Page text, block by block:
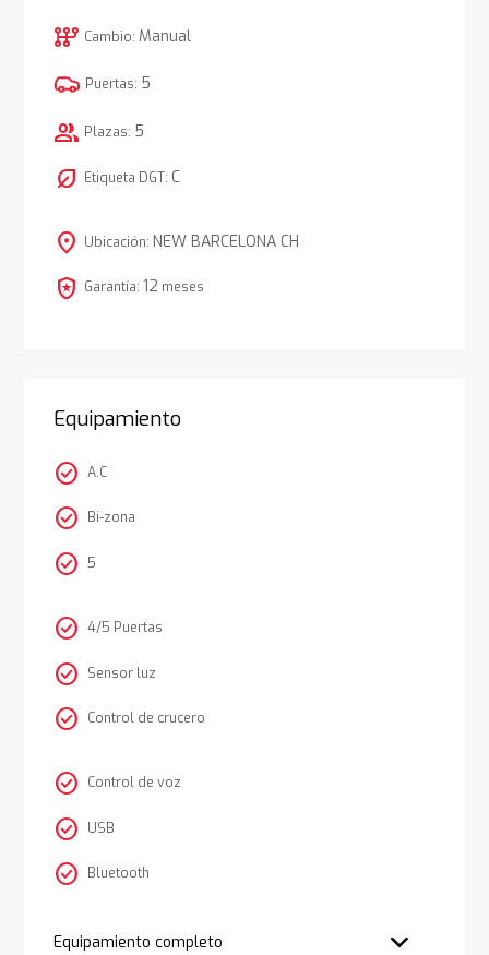
auto_transmission Cambio: Manual
Puertas: 5
group Plazas: 5
nest_eco_leaf Etiqueta DGT: C
location_on Ubicación: NEW BARCELONA CH
local_police Garantía: 12 meses
Equipamiento
check_circle A.C
check_circle Bi-zona
check_circle 5
check_circle 4/5 Puertas
check_circle Sensor luz
check_circle Control de crucero
check_circle Control de voz
check_circle USB
check_circle Bluetooth
Equipamiento completo